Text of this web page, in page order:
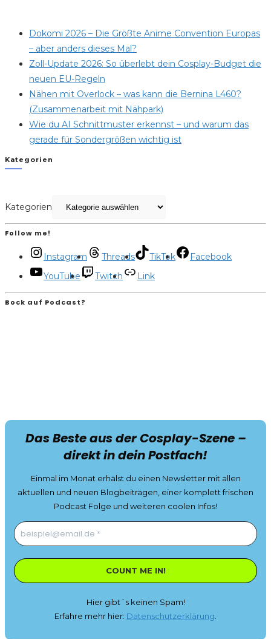
Dokomi 2026 – Die Größte Anime Convention Europas
– aber anders dieses Mal?
Zoll-Update 2026: So überlebt dein Cosplay-Budget die
neuen EU-Regeln
Nähen mit Overlock – was kann die Bernina L460?
(Zusammenarbeit mit Nähpark)
Wie du AI Schnittmuster erkennst – und warum das
gerade für Sondergrößen wichtig ist
Kategorien
Kategorien
Follow me!
Instagram Threads TikTok
Facebook
YouTube
Twitch Link
Bock auf Podcast?
Das Beste aus der Cosplay-Szene –
direkt in dein Postfach!
Einmal im Monat erhälst du einen Newsletter mit allen
aktuellen und neuen Blogbeiträgen, einer komplett frischen
Podcast Folge und weiteren coolen Infos!
Hier gibt´s keinen Spam!
Erfahre mehr hier: Datenschutzerklärung